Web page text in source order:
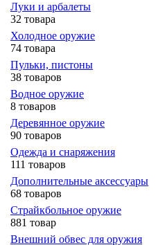
Луки и арбалеты
32 товара
Холодное оружие
74 товара
Пульки, пистоны
38 товаров
Водное оружие
8 товаров
Деревянное оружие
90 товаров
Одежда и снаряжения
111 товаров
Дополнительные аксессуары
68 товаров
Страйкбольное оружие
881 товар
Внешний обвес для оружия